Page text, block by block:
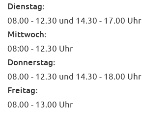
Dienstag:
08.00 - 12.30 und 14.30 - 17.00 Uhr
Mittwoch:
08:00 - 12.30 Uhr
Donnerstag:
08.00 - 12.30 und 14.30 - 18.00 Uhr
Freitag:
08.00 - 13.00 Uhr